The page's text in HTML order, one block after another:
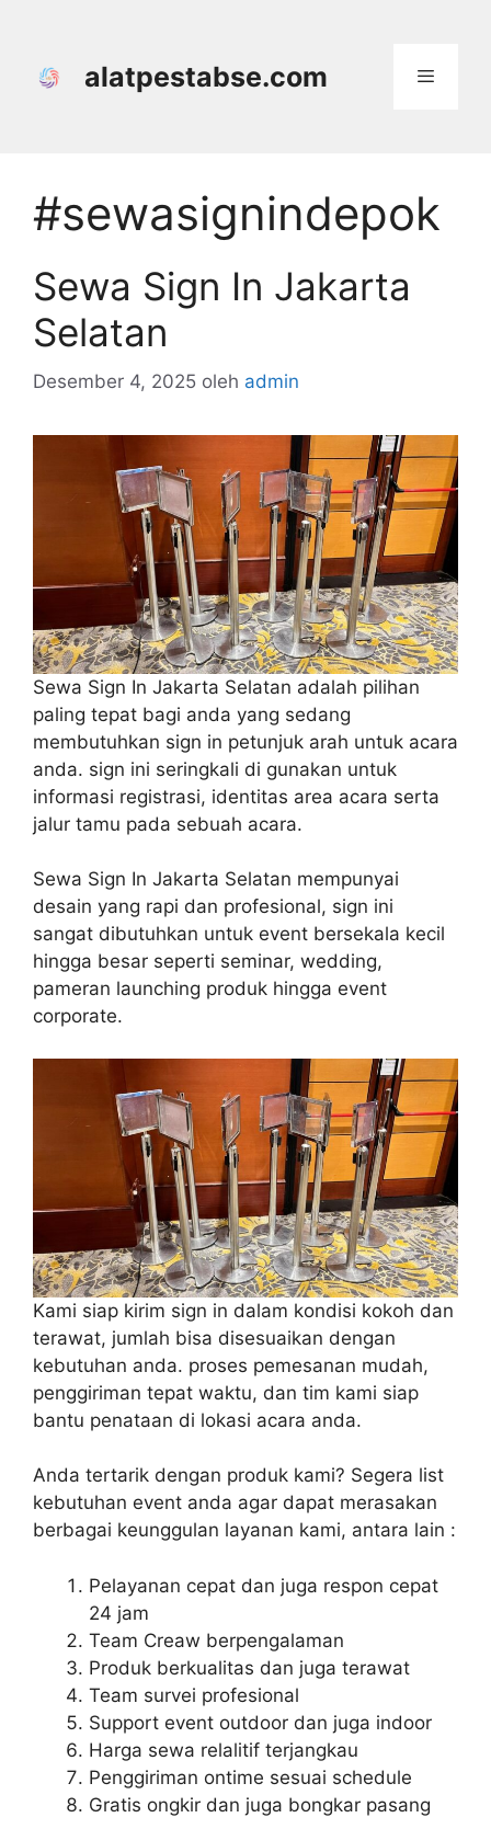
alatpestabse.com
#sewasignindepok
Sewa Sign In Jakarta
Selatan
Desember 4, 2025 oleh admin
Sewa Sign In Jakarta Selatan adalah pilihan
paling tepat bagi anda yang sedang
membutuhkan sign in petunjuk arah untuk acara
anda. sign ini seringkali di gunakan untuk
informasi registrasi, identitas area acara serta
jalur tamu pada sebuah acara.
Sewa Sign In Jakarta Selatan mempunyai
desain yang rapi dan profesional, sign ini
sangat dibutuhkan untuk event bersekala kecil
hingga besar seperti seminar, wedding,
pameran launching produk hingga event
corporate.
Kami siap kirim sign in dalam kondisi kokoh dan
terawat, jumlah bisa disesuaikan dengan
kebutuhan anda. proses pemesanan mudah,
penggiriman tepat waktu, dan tim kami siap
bantu penataan di lokasi acara anda.
Anda tertarik dengan produk kami? Segera list
kebutuhan event anda agar dapat merasakan
berbagai keunggulan layanan kami, antara lain :
Pelayanan cepat dan juga respon cepat
24 jam
Team Creaw berpengalaman
Produk berkualitas dan juga terawat
Team survei profesional
Support event outdoor dan juga indoor
Harga sewa relalitif terjangkau
Penggiriman ontime sesuai schedule
Gratis ongkir dan juga bongkar pasang